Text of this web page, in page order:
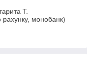
Т.
монобанк)